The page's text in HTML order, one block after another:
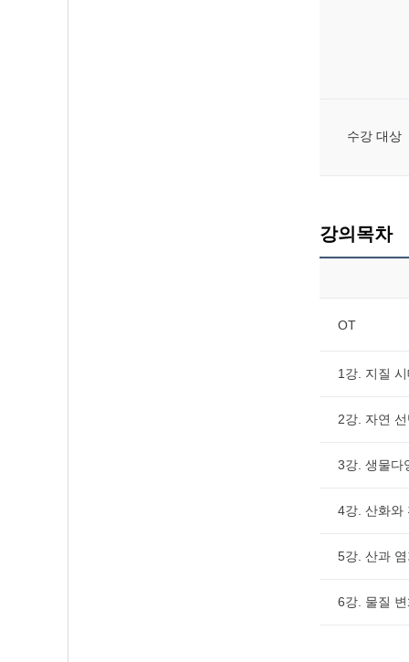
수강 대상
강의목차
OT
1강. 지질
2강. 자연
3강. 생물다
4강. 산화와
5강. 산과
6강. 물질